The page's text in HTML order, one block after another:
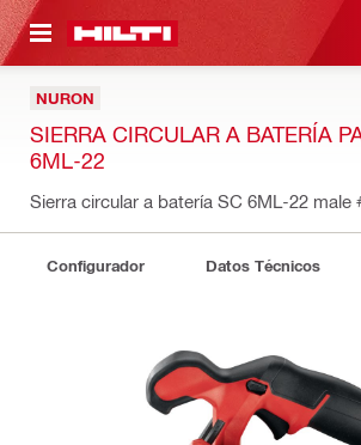
PRINCIPAL
NURON
SIERRA CIRCULAR A BATERÍA
6ML-22
Sierra circular a batería SC 6ML-22 male
Configurador Datos Técnicos